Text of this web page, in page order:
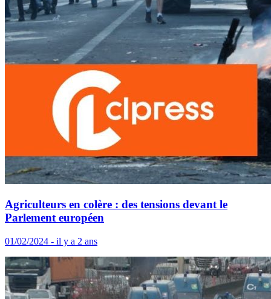
Agriculteurs en colère : des tensions devant le
Parlement européen
01/02/2024 - il y a 2 ans